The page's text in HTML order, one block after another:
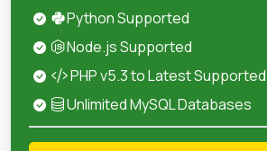
Python Supported
Node.js Supported
PHP v5.3 to Latest Supported
Unlimited MySQL Databases